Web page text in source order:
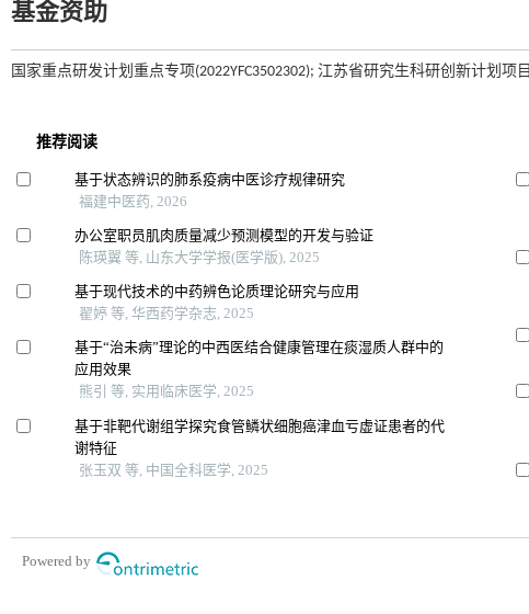
基金资助
国家重点研发计划重点专项(2022YFC3502302); 江苏省研究生科研创新计划项目